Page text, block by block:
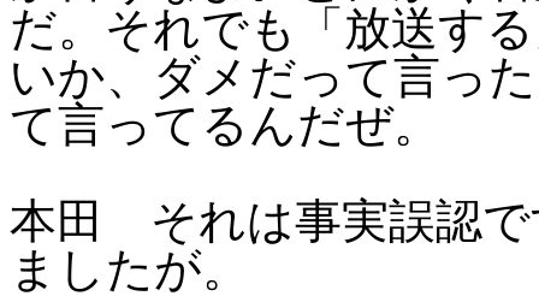
だ。それでも「放送す
いか、ダメだって言っ
て言ってるんだぜ。
本田 それは事実誤認で
ましたが。